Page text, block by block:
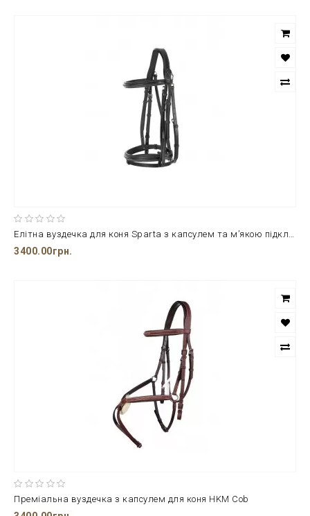
3400.00грн.
Преміальна вуздечка з капсулем для коня HKM Cob